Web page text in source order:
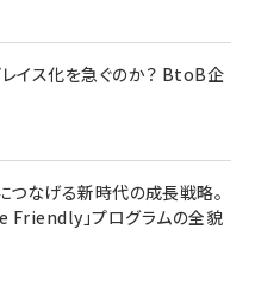
イス化を急ぐのか？ BtoB企
つなげる新時代の成長戦略。
」プログラムの全貌